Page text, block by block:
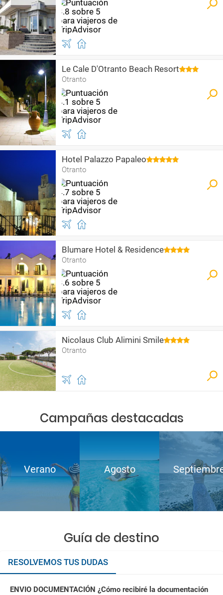
Le Cale D'Otranto Beach Resort
Otranto
Hotel Palazzo Papaleo
Otranto
Blumare Hotel & Residence
Otranto
Nicolaus Club Alimini Smile
Otranto
Campañas destacadas
Verano Agosto
Guía de destino
RESOLVEMOS TUS DUDAS
ENVIO DOCUMENTACIÓN ¿Cómo recibiré la documentación